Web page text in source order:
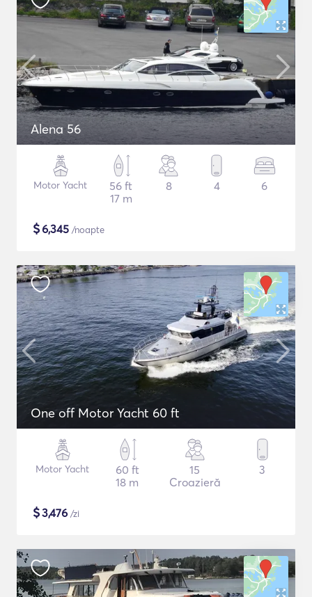
Alena 56
Motor Yacht
56 ft
17 m
8 4 6
$6,345 /noapte
One off Motor Yacht 60 ft
Motor Yacht
60 ft
18 m
15
Croazieră
3
$3,476 /zi